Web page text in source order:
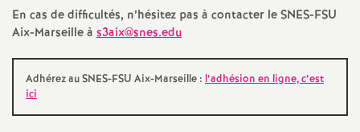
g
r
En cas de difficultés, n’hésitez pas à contacter le SNES-FSU
Aix-Marseille à s3aix@snes.edu
Adhérez au SNES-FSU Aix-Marseille : l’adhésion en ligne, c’est
ici